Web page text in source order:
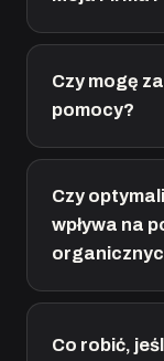
Czy mogę
pomocy?
Czy
wpływa na
Co robić,